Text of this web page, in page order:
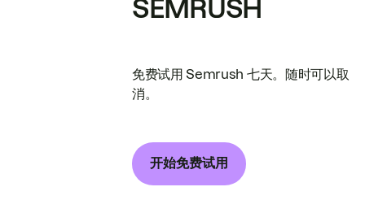
SEMRUSH
免费试用 Semrush 七天。随时可以取
消。
开始免费试用